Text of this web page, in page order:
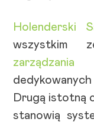
Holenderski
wszystkim
Drugą istotną
stanowią